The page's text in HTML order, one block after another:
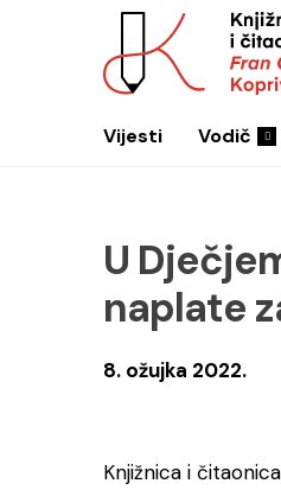
Vijesti Vodič
U
naplate
8. ožujka 2022.
Knjižnica i